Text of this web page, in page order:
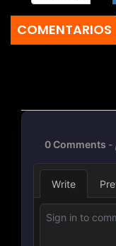
COMENTARIOS